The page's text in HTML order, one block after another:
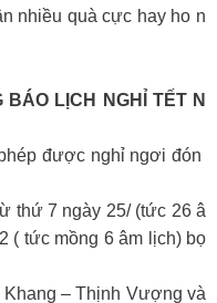
nhiều quà cực hay ho n
LỊCH NGHỈ TẾT N
được nghỉ ngơi đón
thứ 7 ngày 25/ (tức 26 â
( tức mồng 6 âm lịch) bọ
– Thịnh Vượng và